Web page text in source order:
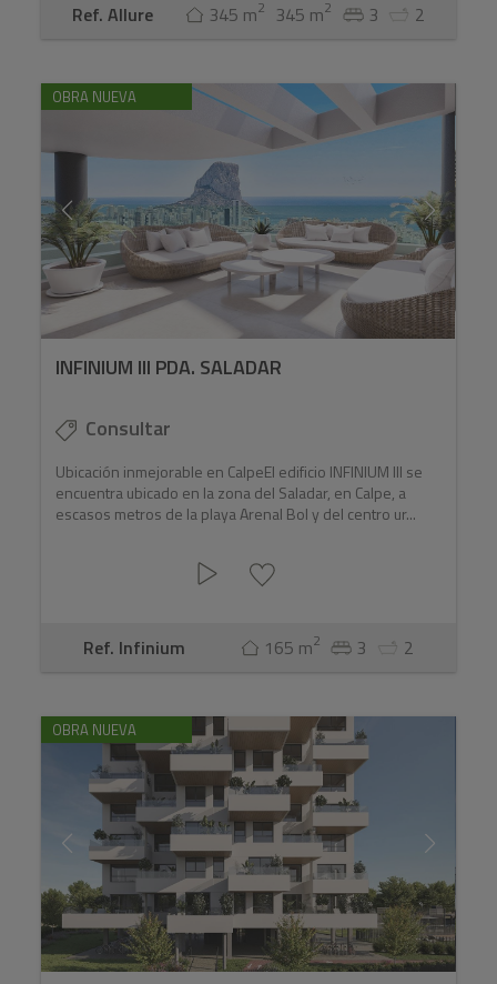
Ref. Allure 345 m2 345 m2 3 2
OBRA NUEVA
INFINIUM III PDA. SALADAR
Consultar
Ubicación inmejorable en CalpeEl edificio INFINIUM III se
encuentra ubicado en la zona del Saladar, en Calpe, a
escasos metros de la playa Arenal Bol y del centro ur...
Ref. Infinium 165 m2 3 2
OBRA NUEVA